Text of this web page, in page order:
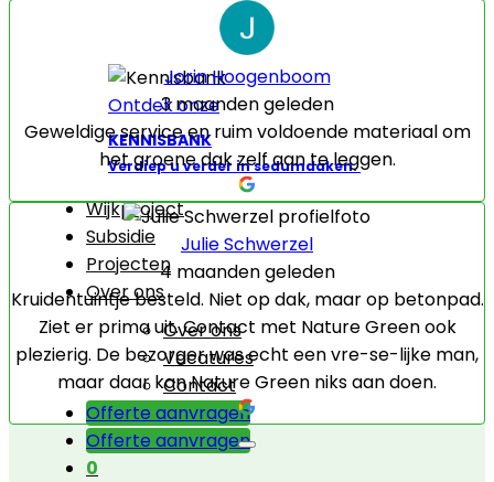
Ontdek onze
KENNISBANK
Verdiep u verder in sedumdaken.
Wijkproject
Subsidie
Projecten
Over ons
Over ons
Vacatures
Contact
Offerte aanvragen
Offerte aanvragen
0
Jorin Hoogenboom
3 maanden geleden
Geweldige service en ruim voldoende materiaal om
het groene dak zelf aan te leggen.
Julie Schwerzel
4 maanden geleden
Kruidentuintje besteld. Niet op dak, maar op betonpad.
Ziet er prima uit. Contact met Nature Green ook
plezierig. De bezorger was echt een vre-se-lijke man,
maar daar kan Nature Green niks aan doen.